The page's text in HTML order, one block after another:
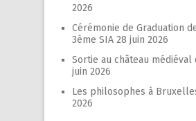
2026
Cérémonie de Graduation
3ème SIA 28 juin 2026
Sortie au château médiéval
juin 2026
Les philosophes à
2026